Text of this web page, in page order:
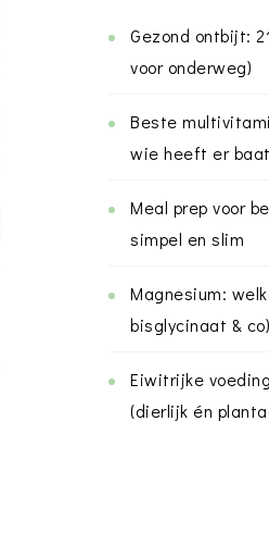
Gezond ontbijt:
voor onderweg)
Beste
wie heeft er
Meal prep voor
simpel en slim
Magnesium:
bisglycinaat & co)
Eiwitrijke
(dierlijk én